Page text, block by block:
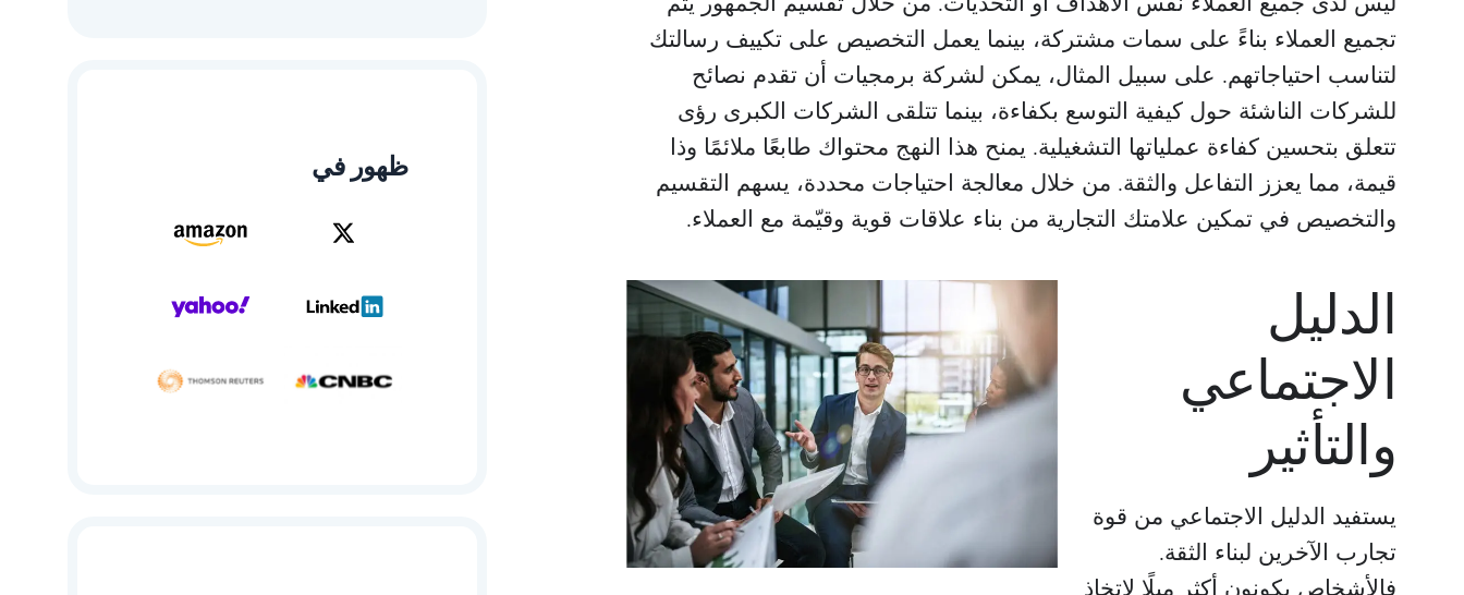
تجميع العملاء بناءً على سمات مشتركة، بينما يعمل التخصيص على تكييف رسالتك
لتناسب احتياجاتهم. على سبيل المثال، يمكن لشركة برمجيات أن تقدم نصائح
للشركات الناشئة حول كيفية التوسع بكفاءة، بينما تتلقى الشركات الكبرى رؤى
تتعلق بتحسين كفاءة عملياتها التشغيلية. يمنح هذا النهج محتواك طابعًا ملائمًا وذا
قيمة، مما يعزز التفاعل والثقة. من خلال معالجة احتياجات محددة، يسهم التقسيم
والتخصيص في تمكين علامتك التجارية من بناء علاقات قوية وقيّمة مع العملاء.
الدليل
الاجتماعي
والتأثير
يستفيد الدليل الاجتماعي من قوة
تجارب الآخرين لبناء الثقة.
فالأشخاص يكونون أكثر ميلًا لاتخاذ
ظهور في